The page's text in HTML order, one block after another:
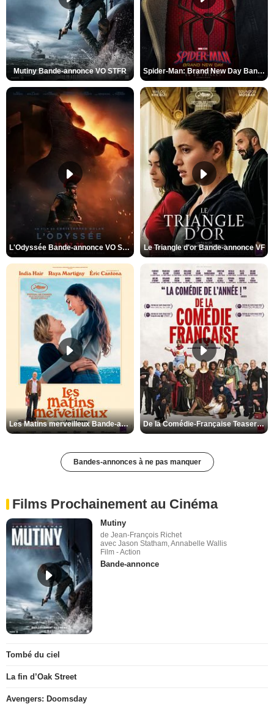
Mutiny Bande-annonce VO STFR Spider-Man: Brand New Day Bande-annonce VO STFR
L'Odyssée Bande-annonce VO STFR Le Triangle d'or Bande-annonce VF
Les Matins merveilleux Bande-annonce VF De la Comédie-Française Teaser VF
Bandes-annonces à ne pas manquer
Films Prochainement au Cinéma
Mutiny
de Jean-François Richet
avec Jason Statham, Annabelle Wallis
Film - Action
Bande-annonce
Tombé du ciel
La fin d’Oak Street
Avengers: Doomsday